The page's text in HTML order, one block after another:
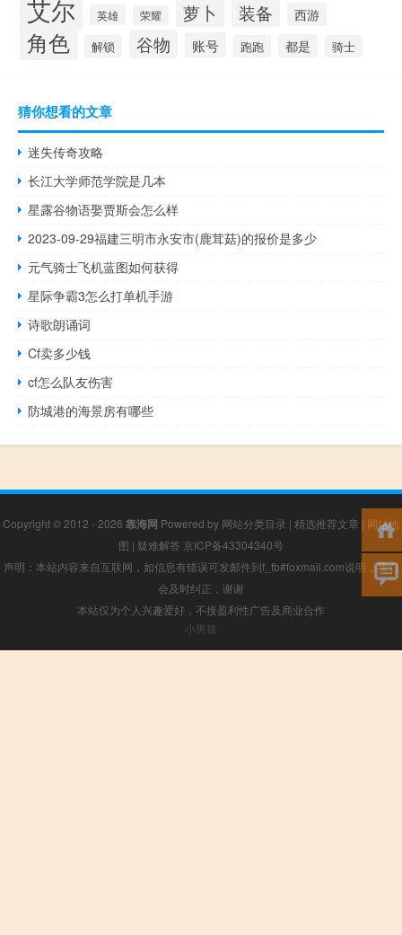
艾尔 英雄 荣耀 萝卜 装备 西游
角色 解锁 谷物 账号 跑跑 都是 骑士
猜你想看的文章
迷失传奇攻略
长江大学师范学院是几本
星露谷物语娶贾斯会怎么样
2023-09-29福建三明市永安市(鹿茸菇)的报价是多少
元气骑士飞机蓝图如何获得
星际争霸3怎么打单机手游
诗歌朗诵词
Cf卖多少钱
cf怎么队友伤害
防城港的海景房有哪些
Copyright © 2012 - 2026 靠海网 Powered by 网站分类目录 | 精选推荐文章 | 网站地
图 | 疑难解答 京ICP备43304340号
声明：本站内容来自互联网，如信息有错误可发邮件到f_fb#foxmail.com说明，我们
会及时纠正，谢谢
本站仅为个人兴趣爱好，不接盈利性广告及商业合作
小男孩